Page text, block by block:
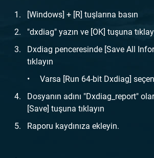
[Windows] + [R] tuşlarına basın
"dxdiag" yazın ve [OK] tuşuna
Dxdiag penceresinde [Save All
tıklayın
Varsa [Run 64-bit Dxdiag]
Dosyanın adını "Dxdiag_report"
[Save] tuşuna tıklayın
Raporu kaydınıza ekleyin.